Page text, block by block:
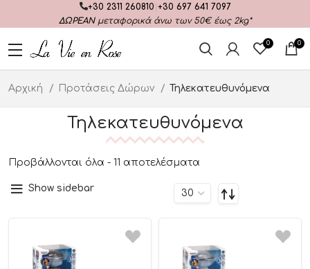
+30 2311 260810 +30 697 641 7097
ΔΩΡΕΑΝμεταφορικά άνω των 50€ έως 2kg*
0 0
Αρχική Προτάσεις Δώρων Τηλεκατευθυνόμενα
Τηλεκατευθυνόμενα
Προβάλλονται όλα - 11 αποτελέσματα
Show sidebar